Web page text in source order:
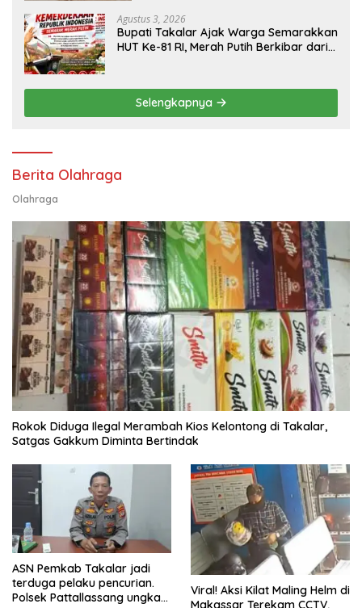
Transparan
Agustus 3, 2026
Bupati Takalar Ajak Warga Semarakkan
HUT Ke-81 RI, Merah Putih Berkibar dari
Selengkapnya
Berita Olahraga
Olahraga
Rokok Diduga Ilegal Merambah Kios Kelontong di Takalar,
Satgas Gakkum Diminta Bertindak
ASN Pemkab Takalar jadi
terduga pelaku pencurian.
Polsek Pattallassang ungkap
Viral! Aksi Kilat Maling Helm di
Makassar Terekam CCTV,